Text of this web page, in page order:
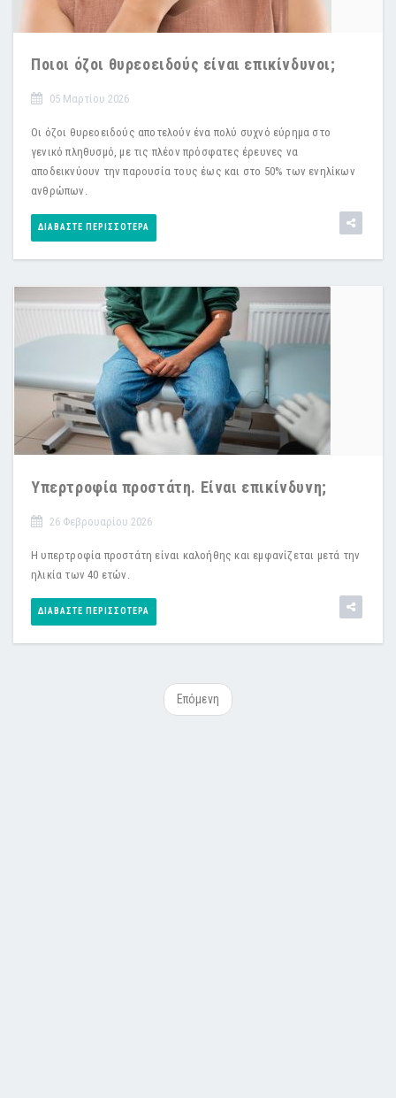
Ποιοι όζοι θυρεοειδούς είναι επικίνδυνοι;
05 Μαρτίου 2026
Οι όζοι θυρεοειδούς αποτελούν ένα πολύ συχνό εύρημα στο
γενικό πληθυσμό, με τις πλέον πρόσφατες έρευνες να
αποδεικνύουν την παρουσία τους έως και στο 50% των ενηλίκων
ανθρώπων.
ΔΙΑΒΆΣΤΕ ΠΕΡΙΣΣΌΤΕΡΑ
Υπερτροφία προστάτη. Είναι επικίνδυνη;
26 Φεβρουαρίου 2026
Η υπερτροφία προστάτη είναι καλοήθης και εμφανίζεται μετά την
ηλικία των 40 ετών.
ΔΙΑΒΆΣΤΕ ΠΕΡΙΣΣΌΤΕΡΑ
Επόμενη